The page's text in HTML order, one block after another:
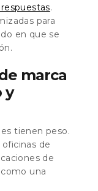
.
para
en que se
marca
y
tienen peso.
de
de
una